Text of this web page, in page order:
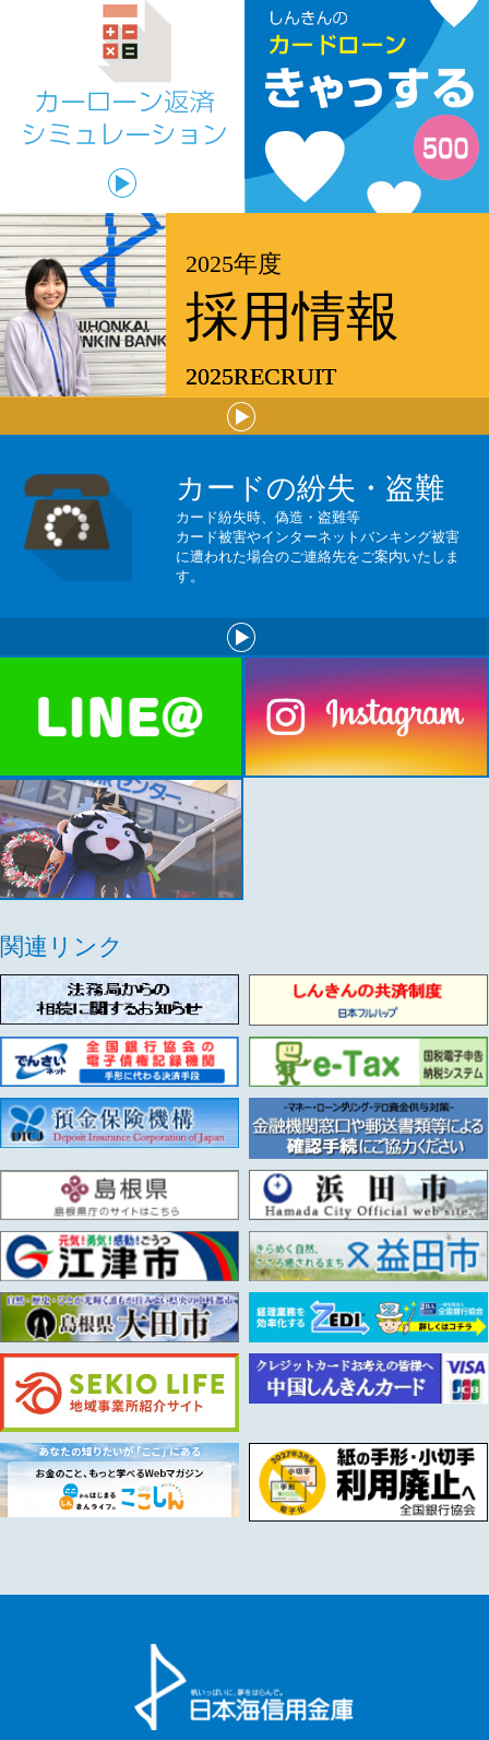
2025RECRUIT
2025年度
採用情報
カードの紛失・盗難
カード紛失時、偽造・盗難等
カード被害やインターネットバンキング被害
に遭われた場合のご連絡先をご案内いたしま
す。
関連リンク